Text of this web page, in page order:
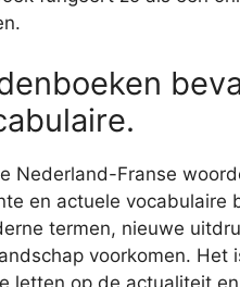
Nederland-Franse
en actuele
termen, nieuwe
voorkomen. Het
letten op de actualiteit